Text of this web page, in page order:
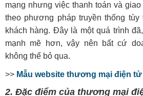
mạng nhưng việc thanh toán và
theo phương pháp truyền thống
khách hàng. Đây là một quá trình
mạnh mẽ hơn, vậy nên bất cứ
không thể bỏ qua.
>> Mẫu website thương mại điện tử
2. Đặc điểm của thương mại